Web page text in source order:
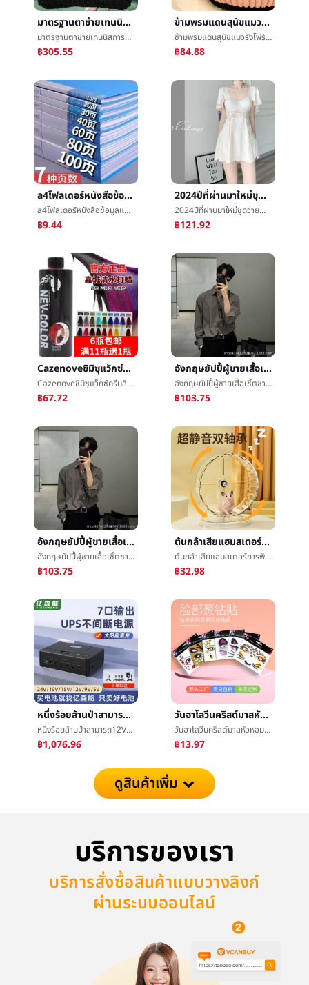
มาตรฐานตาข่ายเทนนิสการอบรมเกมอัพเกรดตาข่ายเทนนิสแบบพกพาถอดได้เทนนิสศูนย์สุทธิ
มาตรฐานตาข่ายเทนนิสการอบรมเกมอัพเกรดตาข่ายเทนนิสแบบพกพาถอดได้เทนนิสศูนย์สุทธิ
฿305.55
ข้ามพรมแดนสุนัขแมวรังโฟร์ซีซั่นส์สัตว์เลี้ยงรังเบาะสินค้าใหม่ฤดูหนาวอบอุ่นยาวกระต่ายผ้าพลัฌแมวรอบรังสุนัขåºเบาะเด็ก
ข้ามพรมแดนสุนัขแมวรังโฟร์ซีซั่นส์สัตว์เลี้ยงรังเบาะสินค้าใหม่ฤดูหนาวอบอุ่นยาวกระต่ายผ้าพลัฌแมวรอบรังสุนัขåºเบาะเด็ก
฿84.88
a4โฟลเดอร์หนังสือข้อมูลแทรกสูตรหลายชั้นa4กระดาษกระดาษทดสอบพอร์ตการลงทุนรายงานแยกออกได้ถุงไฟล์ชั้นวางของ
a4โฟลเดอร์หนังสือข้อมูลแทรกสูตรหลายชั้นa4กระดาษกระดาษทดสอบพอร์ตการลงทุนรายงานแยกออกได้ถุงไฟล์ชั้นวางของ
฿9.44
2024ปีที่ผ่านมาใหม่ชุดว่ายน้ำหญิงชาวสยามปกท้องแสดงบางฟองสปาอนุรักษนิยมลมกระโปรงสูตรสูงความรู้สึกชุดว่ายน้ำจุด
2024ปีที่ผ่านมาใหม่ชุดว่ายน้ำหญิงชาวสยามปกท้องแสดงบางฟองสปาอนุรักษนิยมลมกระโปรงสูตรสูงความรู้สึกชุดว่ายน้ำจุด
฿121.92
Cazenoveชิมิซุแว็กซ์ครีมสีแดงขี้ผึ้งกรรมตามสนองสีแดงจางหายสีเหลืองห้องโถงย้อมครีมจางหายè²จัดแต่งทรงผมบทความห้องโถงขายส่ง
Cazenoveชิมิซุแว็กซ์ครีมสีแดงขี้ผึ้งกรรมตามสนองสีแดงจางหายสีเหลืองห้องโถงย้อมครีมจางหายè²จัดแต่งทรงผมบทความห้องโถงขายส่ง
฿67.72
อังกฤษยัปปี้ผู้ชายเสื้อเชิ้ตชายแขนยาวสูงความรู้สึกสีเทาแสงสุกลมสูทภายในเอาเสื้อเชิ้ตoversize
อังกฤษยัปปี้ผู้ชายเสื้อเชิ้ตชายแขนยาวสูงความรู้สึกสีเทาแสงสุกลมสูทภายในเอาเสื้อเชิ้ตoversize
฿103.75
อังกฤษยัปปี้ผู้ชายเสื้อเชิ้ตชายแขนยาวสูงความรู้สึกสีเทาแสงสุกลมสูทภายในเอาเสื้อเชิ้ตoversize
อังกฤษยัปปี้ผู้ชายเสื้อเชิ้ตชายแขนยาวสูงความรู้สึกสีเทาแสงสุกลมสูทภายในเอาเสื้อเชิ้ตoversize
฿103.75
ต้นกล้าเสียแฮมสเตอร์การพิมพ์Muteวิ่งรอบวัตคินส์แบกวงดนตรียืนæ»รอบวงดนตรีการเคลื่อนไหวของเล่นเสียç©วิ่งæ­¥บทความG
ต้นกล้าเสียแฮมสเตอร์การพิมพ์Muteวิ่งรอบวัตคินส์แบกวงดนตรียืนæ»รอบวงดนตรีการเคลื่อนไหวของเล่นเสียç©วิ่งæ­¥บทความG
฿32.98
หนึ่งร้อยล้านป่าสามารถ12Vแบตเตอรี่ลิเธียมกลุ่ม24v19vå¤åสามารถสำรองเพาเวอร์ซัพพลายUPSไม่ขัดจังหวะ15V9V5โวลต์ความจุสูง
หนึ่งร้อยล้านป่าสามารถ12Vแบตเตอรี่ลิเธียมกลุ่ม24v19vå¤åสามารถสำรองเพาเวอร์ซัพพลายUPSไม่ขัดจังหวะ15V9V5โวลต์ความจุสูง
฿1,076.96
วันฮาโลวีนคริสต์มาสหัวหอมเพชรใบหน้าแปะงานเทศกาลงานเลี้ยงเวทีแต่งตัวใบหน้าแปะแต่งหน้างานราตรีแฟลชผงเพชรç³หน้ากากแปะ
วันฮาโลวีนคริสต์มาสหัวหอมเพชรใบหน้าแปะงานเทศกาลงานเลี้ยงเวทีแต่งตัวใบหน้าแปะแต่งหน้างานราตรีแฟลชผงเพชรç³หน้ากากแปะ
฿13.97
ดูสินค้าเพิ่ม
บริการของเรา
บริการสั่งซื้อสินค้าแบบวางลิงก์
ผ่านระบบออนไลน์